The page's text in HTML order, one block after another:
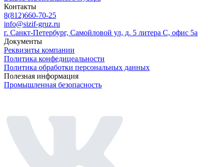
Контакты
8(812)660-70-25
info@sizif-gruz.ru
г. Санкт-Петербург, Самойловой ул, д. 5 литера С, офис 5а
Документы
Реквизиты компании
Политика конфедицеальности
Политика обработки персональных данных
Полезная информация
Промышленная безопасность